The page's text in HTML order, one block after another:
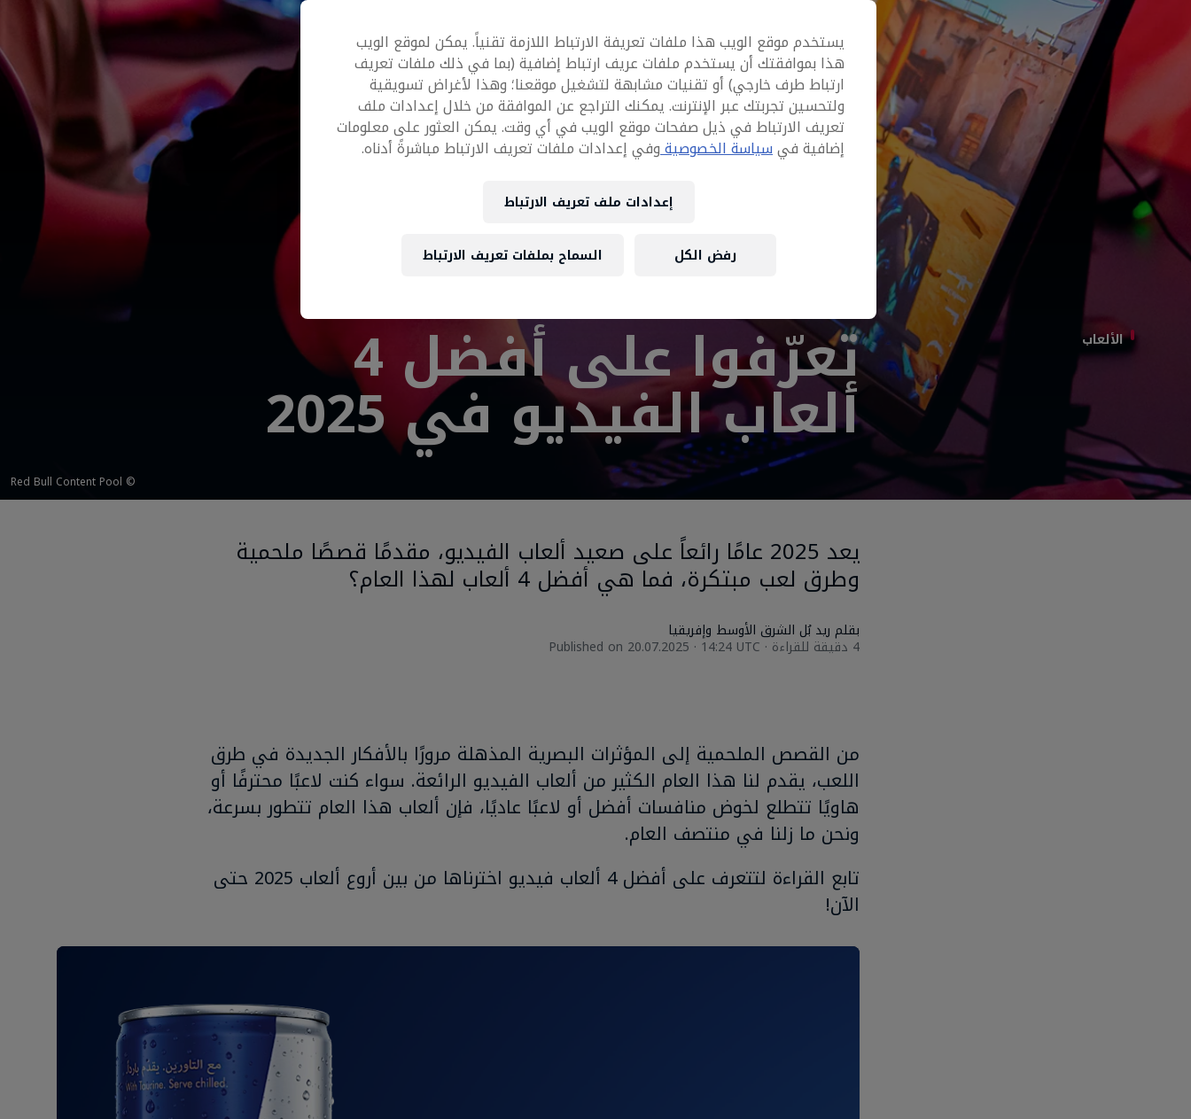
© Red Bull Content Pool
الألعاب تعرّفوا على أفضل 4
ألعاب الفيديو في 2025
يعد 2025 عامًا رائعاً على صعيد ألعاب الفيديو، مقدمًا قصصًا ملحمية
وطرق لعب مبتكرة، فما هي أفضل 4 ألعاب لهذا العام؟
بقلم ريد بُل الشرق الأوسط وإفريقيا
‎4‎ دقيقة للقراءة Published on 20.07.2025 · 14:24 UTC
من القصص الملحمية إلى المؤثرات البصرية المذهلة مرورًا بالأفكار الجديدة في طرق
اللعب، يقدم لنا هذا العام الكثير من ألعاب الفيديو الرائعة. سواء كنت لاعبًا محترفًا أو
هاويًا تتطلع لخوض منافسات أفضل أو لاعبًا عاديًا، فإن ألعاب هذا العام تتطور بسرعة،
ونحن ما زلنا في منتصف العام.
تابع القراءة لتتعرف على أفضل 4 ألعاب فيديو اخترناها من بين أروع ألعاب 2025 حتى
الآن!
يستخدم موقع الويب هذا ملفات تعريفة الارتباط اللازمة تقنياً. يمكن لموقع الويب
هذا بموافقتك أن يستخدم ملفات عريف ارتباط إضافية (بما في ذلك ملفات تعريف
ارتباط طرف خارجي) أو تقنيات مشابهة لتشغيل موقعنا؛ وهذا لأغراض تسويقية
ولتحسين تجربتك عبر الإنترنت. يمكنك التراجع عن الموافقة من خلال إعدادات ملف
تعريف الارتباط في ذيل صفحات موقع الويب في أي وقت. يمكن العثور على معلومات
إضافية فيسياسة الخصوصيةوفي إعدادات ملفات تعريف الارتباط مباشرةً أدناه.
إعدادات ملف تعريف الارتباط
رفض الكل السماح بملفات تعريف الارتباط